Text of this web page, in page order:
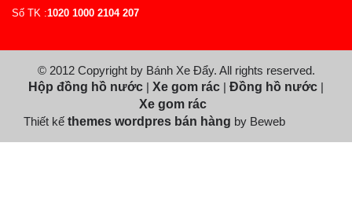
Số TK :1020 1000 2104 207
© 2012 Copyright by Bánh Xe Đẩy. All rights reserved.
Hộp đồng hồ nước | Xe gom rác | Đồng hồ nước |
Xe gom rác
Thiết kế themes wordpres bán hàng by Beweb